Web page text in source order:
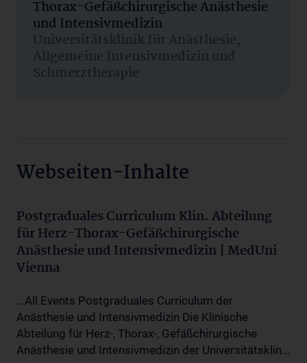
Thorax-Gefäßchirurgische Anästhesie
und Intensivmedizin
Universitätsklinik für Anästhesie,
Allgemeine Intensivmedizin und
Schmerztherapie
Webseiten-Inhalte
Postgraduales Curriculum Klin. Abteilung
für Herz-Thorax-Gefäßchirurgische
Anästhesie und Intensivmedizin | MedUni
Vienna
...All Events Postgraduales Curriculum der
Anästhesie und Intensivmedizin Die Klinische
Abteilung für Herz-, Thorax-, Gefäßchirurgische
Anästhesie und Intensivmedizin der Universitätsklin...